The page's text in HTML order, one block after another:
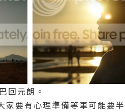
回元朗。
家要有心理準備等車可能要